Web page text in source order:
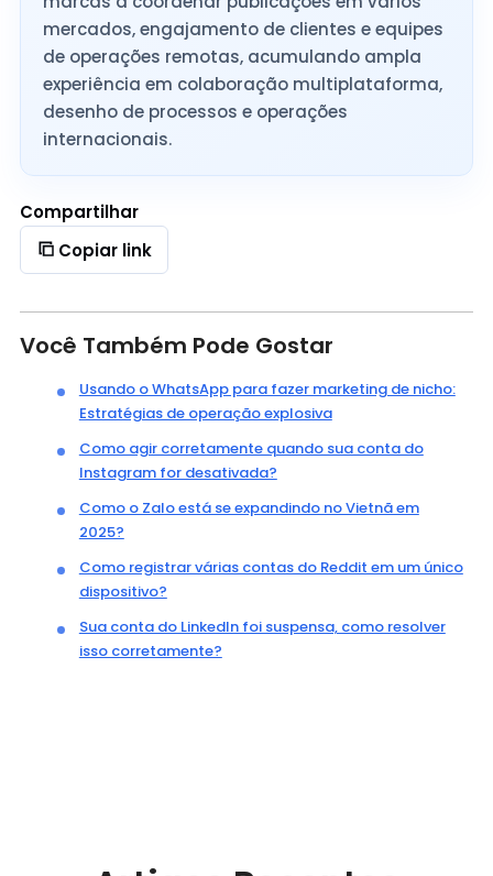
mercados, engajamento de clientes e equipes
de operações remotas, acumulando ampla
experiência em colaboração multiplataforma,
desenho de processos e operações
internacionais.
Compartilhar
Copiar link
Você Também Pode Gostar
Usando o WhatsApp para fazer marketing de nicho:
Estratégias de operação explosiva
Como agir corretamente quando sua conta do
Instagram for desativada?
Como o Zalo está se expandindo no Vietnã em
2025?
Como registrar várias contas do Reddit em um único
dispositivo?
Sua conta do LinkedIn foi suspensa, como resolver
isso corretamente?